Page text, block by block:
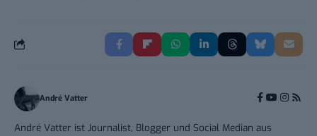
André Vatter
André Vatter ist Journalist, Blogger und Social Median aus